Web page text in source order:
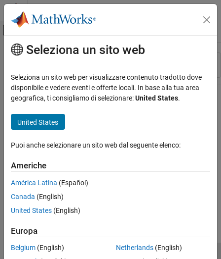
Vai al contenuto
Attiva/disattiva menu di navigazione
Risorsa
Stato
Contenuto principale
Seleziona un sito web
Seleziona un sito web per visualizzare contenuto tradotto dove
disponibile e vedere eventi e offerte locali. In base alla tua area
geografica, ti consigliamo di selezionare:United States.
United States
Puoi anche selezionare un sito web dal seguente elenco:
Americhe
América Latina (Español)
Canada (English)
United States (English)
Europa
Belgium (English)
Netherlands(English)